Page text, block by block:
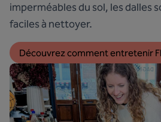
imperméables du sol, les dalles
faciles à nettoyer.
Découvrez comment entretenir